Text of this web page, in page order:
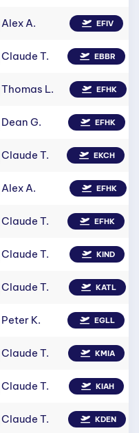
Alex A. EFIV
Claude T. EBBR
Thomas L. EFHK
Dean G. EFHK
Claude T. EKCH
Alex A. EFHK
Claude T. EFHK
Claude T. KIND
Claude T. KATL
Peter K. EGLL
Claude T. KMIA
Claude T. KIAH
Claude T. KDEN